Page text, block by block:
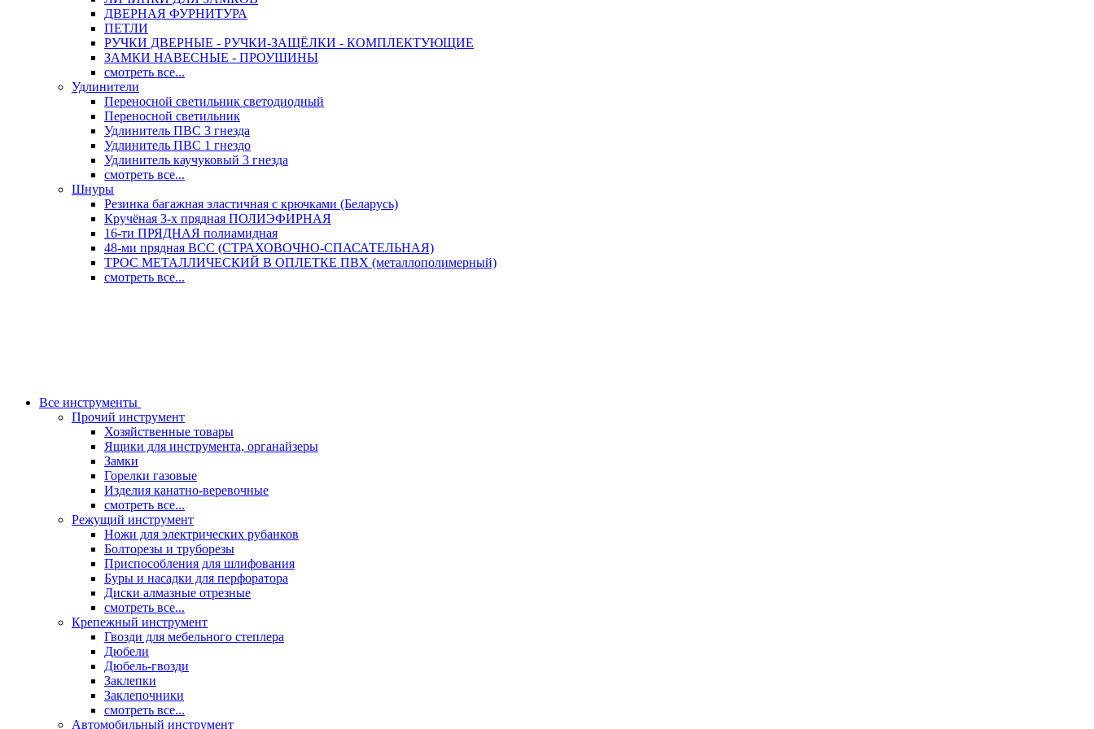
ДВЕРНАЯ ФУРНИТУРА
ПЕТЛИ
РУЧКИ ДВЕРНЫЕ - РУЧКИ-ЗАЩЁЛКИ - КОМПЛЕКТУЮЩИЕ
ЗАМКИ НАВЕСНЫЕ - ПРОУШИНЫ
смотреть все...
Удлинители
Переносной светильник светодиодный
Переносной светильник
Удлинитель ПВС 3 гнезда
Удлинитель ПВС 1 гнездо
Удлинитель каучуковый 3 гнезда
смотреть все...
Шнуры
Резинка багажная эластичная с крючками (Беларусь)
Кручёная 3-х прядная ПОЛИЭФИРНАЯ
16-ти ПРЯДНАЯ полиамидная
48-ми прядная ВСС (СТРАХОВОЧНО-СПАСАТЕЛЬНАЯ)
ТРОС МЕТАЛЛИЧЕСКИЙ В ОПЛЕТКЕ ПВХ (металлополимерный)
смотреть все...
Все инструменты
Прочий инструмент
Хозяйственные товары
Ящики для инструмента, органайзеры
Замки
Горелки газовые
Изделия канатно-веревочные
смотреть все...
Режущий инструмент
Ножи для электрических рубанков
Болторезы и труборезы
Приспособления для шлифования
Буры и насадки для перфоратора
Диски алмазные отрезные
смотреть все...
Крепежный инструмент
Гвозди для мебельного степлера
Дюбели
Дюбель-гвозди
Заклепки
Заклепочники
смотреть все...
Автомобильный инструмент